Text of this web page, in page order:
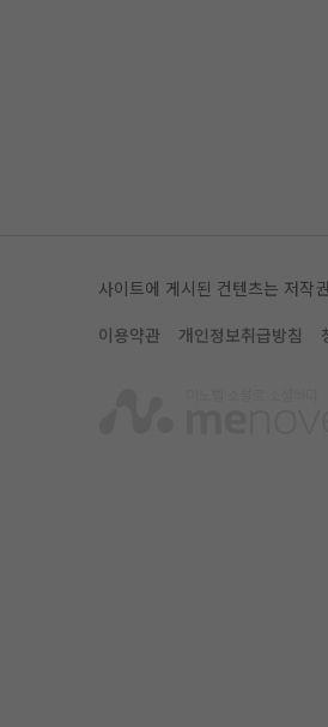
사이트에 게시된 컨텐츠는 저작
이용약관
개인정보취급방침